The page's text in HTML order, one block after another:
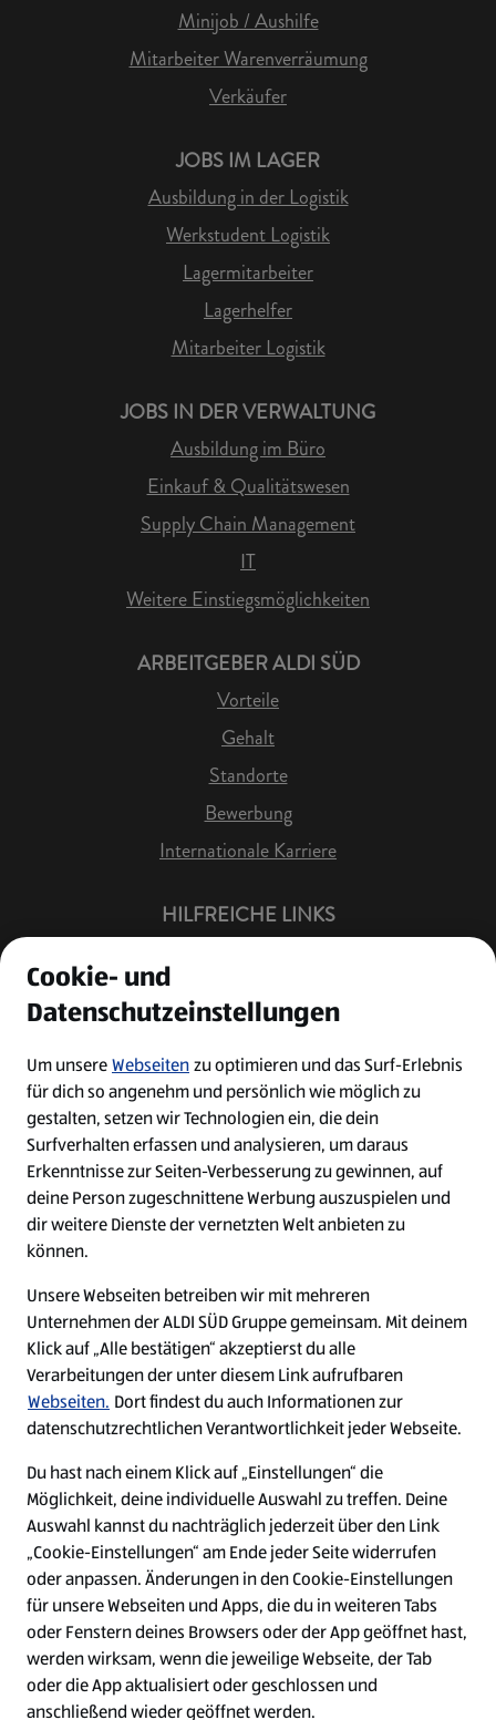
Minijob / Aushilfe
Mitarbeiter Warenverräumung
Verkäufer
JOBS IM LAGER
Ausbildung in der Logistik
Werkstudent Logistik
Lagermitarbeiter
Lagerhelfer
Mitarbeiter Logistik
JOBS IN DER VERWALTUNG
Ausbildung im Büro
Einkauf & Qualitätswesen
Supply Chain Management
IT
Weitere Einstiegsmöglichkeiten
ARBEITGEBER ALDI SÜD
Vorteile
Gehalt
Standorte
Bewerbung
Internationale Karriere
HILFREICHE LINKS
Job Benachrichtigung
Bewerberkonto
Leichte Sprache
Kontakt
W
i
r
d
a
u
f
W
i
r
d
a
u
f
W
i
r
d
a
u
f
W
i
r
d
a
Cookie - Liste
Datenschutz
Cookie- und
Datenschutzeinstellungen
Um unsereWebseitenzu optimieren und das Surf-Erlebnis
für dich so angenehm und persönlich wie möglich zu
gestalten, setzen wir Technologien ein, die dein
Surfverhalten erfassen und analysieren, um daraus
Erkenntnisse zur Seiten-Verbesserung zu gewinnen, auf
deine Person zugeschnittene Werbung auszuspielen und
dir weitere Dienste der vernetzten Welt anbieten zu
können.
Unsere Webseiten betreiben wir mit mehreren
Unternehmen der ALDI SÜD Gruppe gemeinsam. Mit deinem
Klick auf „Alle bestätigen“ akzeptierst du alle
Verarbeitungen der unter diesem Link aufrufbaren
Webseiten. Dort findest du auch Informationen zur
datenschutzrechtlichen Verantwortlichkeit jeder Webseite.
Du hast nach einem Klick auf „Einstellungen“ die
Möglichkeit, deine individuelle Auswahl zu treffen. Deine
Auswahl kannst du nachträglich jederzeit über den Link
„Cookie-Einstellungen“ am Ende jeder Seite widerrufen
oder anpassen. Änderungen in den Cookie-Einstellungen
für unsere Webseiten und Apps, die du in weiteren Tabs
oder Fenstern deines Browsers oder der App geöffnet hast,
werden wirksam, wenn die jeweilige Webseite, der Tab
oder die App aktualisiert oder geschlossen und
anschließend wieder geöffnet werden.